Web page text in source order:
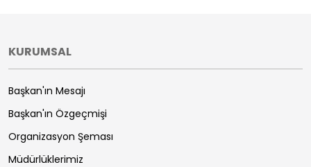
KURUMSAL
Başkan'ın Mesajı
Başkan'ın Özgeçmişi
Organizasyon Şeması
Müdürlüklerimiz